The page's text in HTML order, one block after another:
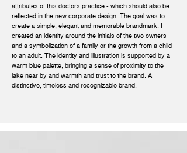
attributes of this doctors practice - which should also be
reflected in the new corporate design. The goal was to
create a simple, elegant and memorable brandmark. I
created an identity around the initials of the two owners
and a symbolization of a family or the growth from a child
to an adult. The identity and illustration is supported by a
warm blue palette, bringing a sense of proximity to the
lake near by and warmth and trust to the brand. A
distinctive, timeless and recognizable brand.